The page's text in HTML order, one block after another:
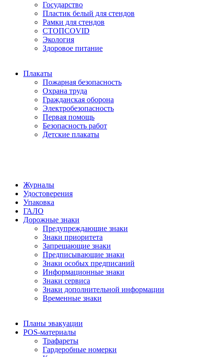
Государство
Пластик белый для стендов
Рамки для стендов
СТОПCOVID
Экология
Здоровое питание
Плакаты
Пожарная безопасность
Охрана труда
Гражданская оборона
Электробезопасность
Первая помощь
Безопасность работ
Детские плакаты
Журналы
Удостоверения
Упаковка
ГАЛО
Дорожные знаки
Предупреждающие знаки
Знаки приоритета
Запрещающие знаки
Предписывающие знаки
Знаки особых предписаний
Информационные знаки
Знаки сервиса
Знаки дополнительной информации
Временные знаки
Планы эвакуации
POS-материалы
Трафареты
Гардеробные номерки